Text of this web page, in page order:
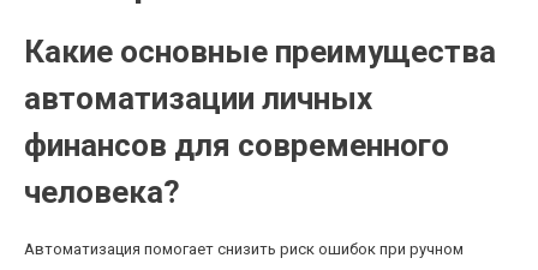
Какие основные преимущества
автоматизации личных
финансов для современного
человека?
Автоматизация помогает снизить риск ошибок при ручном